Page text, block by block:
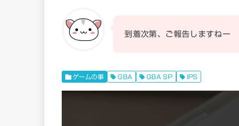
到着次第、ご報告しますねー
ゲームの事 GBA GBA SP IPS